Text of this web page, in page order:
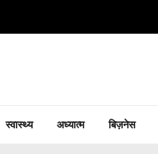
स्वास्थ्य अध्यात्म बिज़नेस